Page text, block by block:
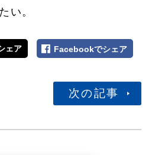
い。
ェア Facebookでシェア
次の記事